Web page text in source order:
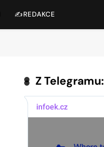
✍️REDAKCE
Z Telegramu: